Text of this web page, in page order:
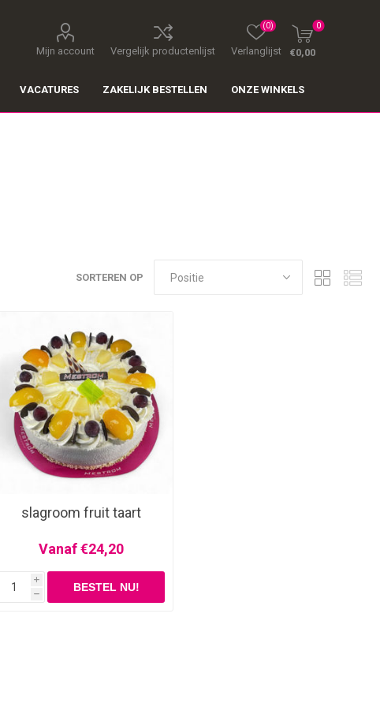
Mijn account Vergelijk productenlijst Verlanglijst
(0) 0
€0,00
VACATURES ZAKELIJK BESTELLEN ONZE WINKELS
SORTEREN OP
slagroom fruit taart
Vanaf €24,20
i
h